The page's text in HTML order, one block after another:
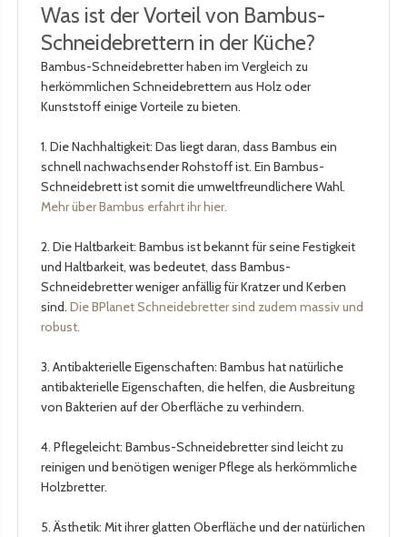
Was ist der Vorteil von Bambus-
Schneidebrettern in der Küche?
Bambus-Schneidebretter haben im Vergleich zu
herkömmlichen Schneidebrettern aus Holz oder
Kunststoff einige Vorteile zu bieten.
1. Die Nachhaltigkeit: Das liegt daran, dass Bambus ein
schnell nachwachsender Rohstoff ist. Ein Bambus-
Schneidebrett ist somit die umweltfreundlichere Wahl.
Mehr über Bambus erfahrt ihr hier.
2. Die Haltbarkeit: Bambus ist bekannt für seine Festigkeit
und Haltbarkeit, was bedeutet, dass Bambus-
Schneidebretter weniger anfällig für Kratzer und Kerben
sind. Die BPlanet Schneidebretter sind zudem massiv und
robust.
3. Antibakterielle Eigenschaften: Bambus hat natürliche
antibakterielle Eigenschaften, die helfen, die Ausbreitung
von Bakterien auf der Oberfläche zu verhindern.
4. Pflegeleicht: Bambus-Schneidebretter sind leicht zu
reinigen und benötigen weniger Pflege als herkömmliche
Holzbretter.
5. Ästhetik: Mit ihrer glatten Oberfläche und der natürlichen